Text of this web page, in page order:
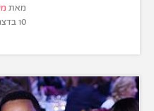
מאת
10 בדצמבר 2019